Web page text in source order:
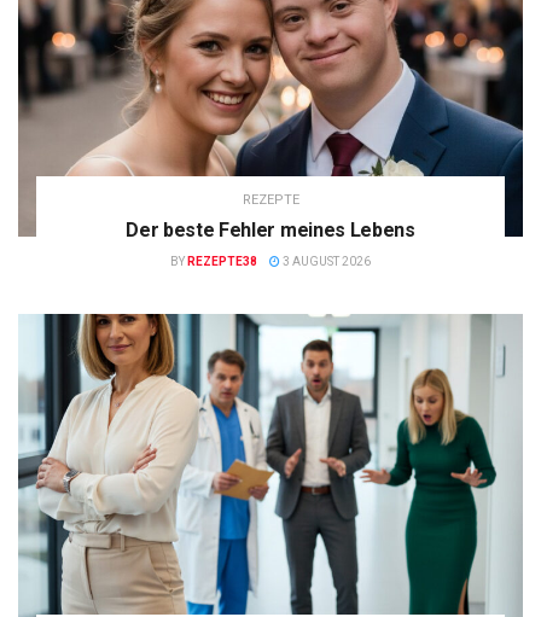
REZEPTE
Der beste Fehler meines Lebens
BY REZEPTE38 3 AUGUST 2026